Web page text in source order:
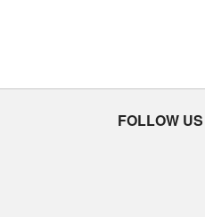
FOLLOW US